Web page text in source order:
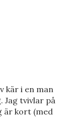
kär i en man
Jag tvivlar på
är kort (med